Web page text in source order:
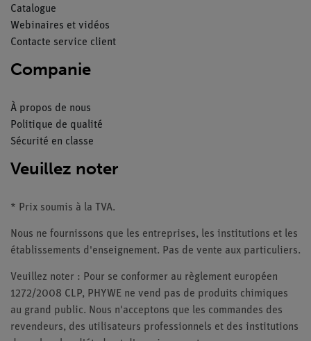
Catalogue
Webinaires et vidéos
Contacte service client
Companie
À propos de nous
Politique de qualité
Sécurité en classe
Veuillez noter
* Prix soumis à la TVA.
Nous ne fournissons que les entreprises, les institutions et les
établissements d'enseignement. Pas de vente aux particuliers.
Veuillez noter : Pour se conformer au règlement européen
1272/2008 CLP, PHYWE ne vend pas de produits chimiques
au grand public. Nous n'acceptons que les commandes des
revendeurs, des utilisateurs professionnels et des institutions